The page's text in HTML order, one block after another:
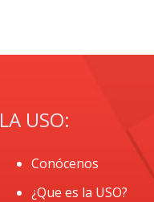
LA USO:
Conócenos
¿Que es la USO?